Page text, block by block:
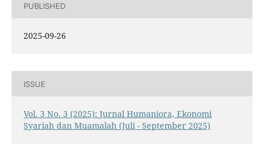
PUBLISHED
2025-09-26
ISSUE
Vol. 3 No. 3 (2025): Jurnal Humaniora, Ekonomi
Syariah dan Muamalah (Juli - September 2025)